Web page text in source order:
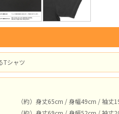
Tシャツ
（約）身丈65cm / 身幅49cm / 袖丈